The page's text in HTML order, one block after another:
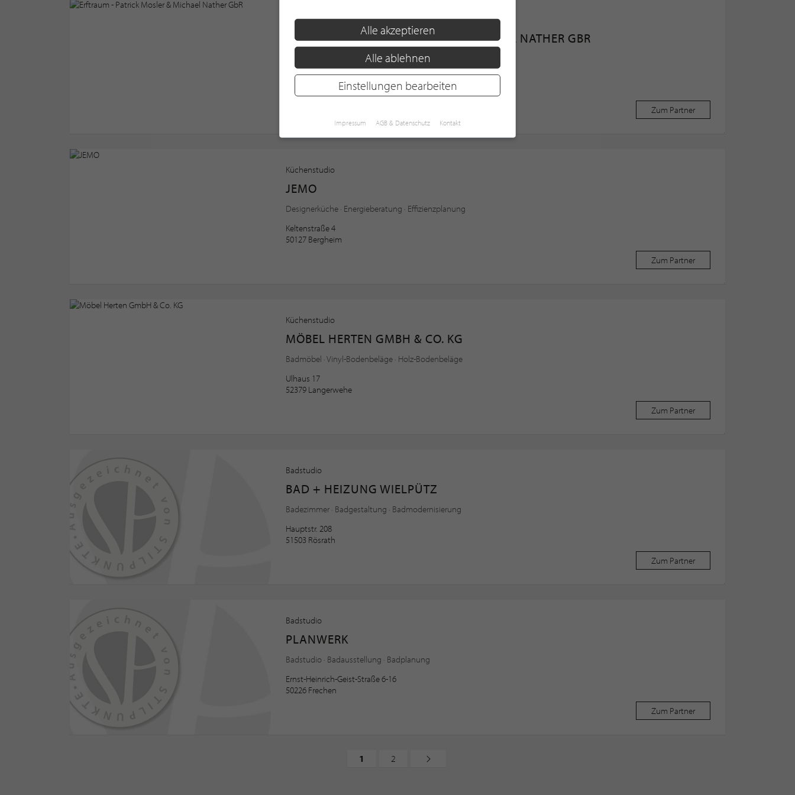
Fliesenhandel
ERFTRAUM - PATRICK MOSLER & MICHAEL NATHER GBR
Badezimmermöbel · Badezimmersanierung · Bauchemie
Justus-von-Liebig-Straße 31
Zum Partner
Küchenstudio
JEMO
Designerküche · Energieberatung · Effizienzplanung
Keltenstraße 4
50127 Bergheim
Zum Partner
Küchenstudio
MÖBEL HERTEN GMBH & CO. KG
Badmöbel · Vinyl-Bodenbeläge · Holz-Bodenbeläge
Ulhaus 17
52379 Langerwehe
Zum Partner
Badstudio
BAD + HEIZUNG WIELPÜTZ
Badezimmer · Badgestaltung · Badmodernisierung
Hauptstr. 208
51503 Rösrath
Zum Partner
Badstudio
PLANWERK
Badstudio · Badausstellung · Badplanung
Ernst-Heinrich-Geist-Straße 6-16
50226 Frechen
Zum Partner
1 2
Alle akzeptieren
Alle ablehnen
Einstellungen bearbeiten
Impressum AGB & Datenschutz Kontakt